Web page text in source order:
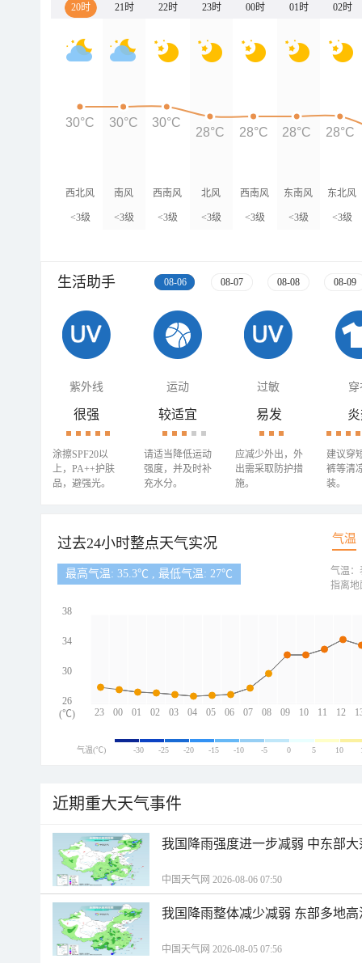
20时 21时 22时 23时 00时 01时 02时
西北风
<3级
南风
<3级
西南风
<3级
北风
<3级
西南风
<3级
东南风
<3级
东北风
<3级
30°C 30°C 30°C
28°C 28°C 28°C 28°C
生活助手 08-06 08-07 08-08 08-09
紫外线 运动 过敏 穿
很强
涂擦SPF20以
上，PA++护肤
品，避强光。
较适宜
请适当降低运动
强度，并及时补
充水分。
易发
应减少外出，外
出需采取防护措
施。
建议穿
裤等清
装。
过去24小时整点天气实况 气温
最高气温: 35.3℃ , 最低气温: 27℃
23 00 01 02 03 04 05 06 07 08 09 10 11 12
38
34
30
26
(℃)
气温：
指离地
气温(℃) -30 -25 -20 -15 -10 -5 0 5 10
近期重大天气事件
我国降雨强度进一步减弱 中东部
中国天气网 2026-08-06 07:50
我国降雨整体减少减弱 东部多地
中国天气网 2026-08-05 07:56